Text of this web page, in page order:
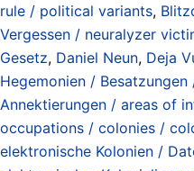
rule / political variants,
Vergessen / neuralyzer
Gesetz, Daniel Neun, Deja
Hegemonien /
Annektierungen / areas of
occupations / colonies /
elektronische Kolonien /